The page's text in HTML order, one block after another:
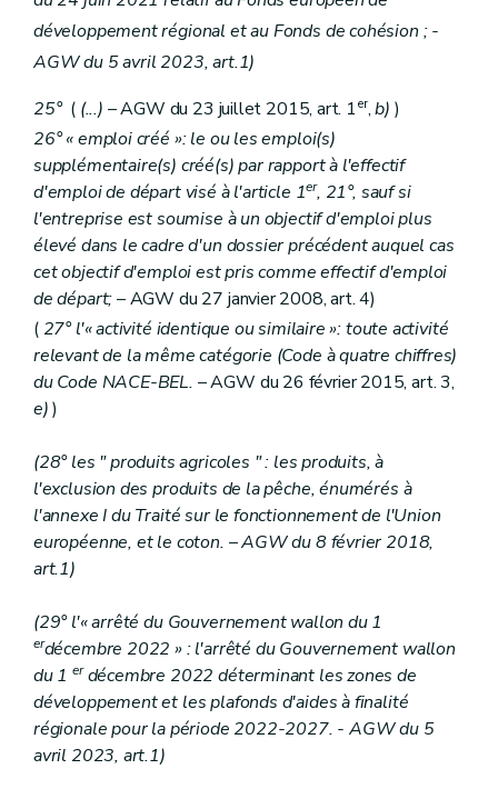
développement régional et au Fonds de cohésion ; -
AGW du 5 avril 2023, art.1)
25° ( (...) – AGW du 23 juillet 2015, art. 1er,b) )
26° « emploi créé »: le ou les emploi(s)
supplémentaire(s) créé(s) par rapport à l'effectif
d'emploi de départ visé à l'article 1er, 21°, sauf si
l'entreprise est soumise à un objectif d'emploi plus
élevé dans le cadre d'un dossier précédent auquel cas
cet objectif d'emploi est pris comme effectif d'emploi
de départ;– AGW du 27 janvier 2008, art. 4)
( 27° l'« activité identique ou similaire »: toute activité
relevant de la même catégorie (Code à quatre chiffres)
du Code NACE-BEL. – AGW du 26 février 2015, art. 3,
e))
(28° les " produits agricoles " : les produits, à
l'exclusion des produits de la pêche, énumérés à
l'annexe I du Traité sur le fonctionnement de l'Union
européenne, et le coton. – AGW du 8 février 2018,
art.1)
(29° l'« arrêté du Gouvernement wallon du 1
erdécembre 2022 » : l'arrêté du Gouvernement wallon
du 1erdécembre 2022 déterminant les zones de
développement et les plafonds d'aides à finalité
régionale pour la période 2022-2027. - AGW du 5
avril 2023, art.1)